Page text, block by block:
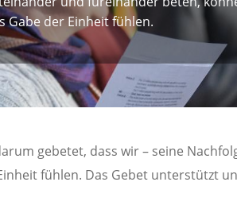
Gabe der Einheit fühlen.
gebetet, dass wir – seine
fühlen. Das Gebet unterstützt